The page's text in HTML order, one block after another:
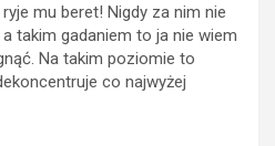
mu beret! Nigdy za nim nie
takim gadaniem to ja nie wiem
Na takim poziomie to
co najwyżej